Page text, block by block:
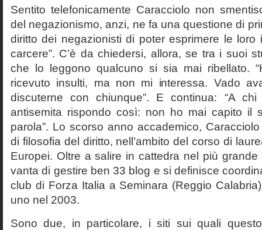
Sentito telefonicamente Caracciolo non
del negazionismo, anzi, ne fa una questione di
diritto dei negazionisti di poter esprimere le loro
carcere”. C’è da chiedersi, allora, se tra i suoi
che lo leggono qualcuno si sia mai ribellato.
ricevuto insulti, ma non mi interessa. Vado
discuterne con chiunque”. E continua: “A
antisemita rispondo così: non ho mai capito il
parola”. Lo scorso anno accademico,
di filosofia del diritto, nell’ambito del corso di
Europei. Oltre a salire in cattedra nel più grande
vanta di gestire ben 33 blog e si definisce
club di Forza Italia a Seminara (Reggio
uno nel 2003.
Sono due, in particolare, i siti sui quali